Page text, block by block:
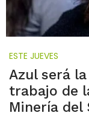
ESTE JUEVES
Azul será
trabajo de
Minería del